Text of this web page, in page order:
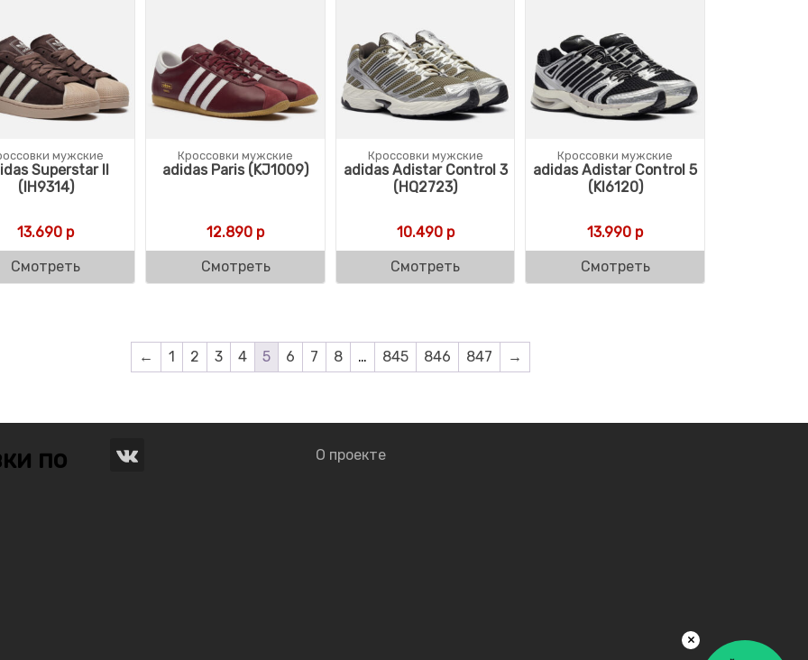
мужские
Superstar II
(IH9314)
13.690 р
Смотреть
Кроссовки мужские
adidas Paris (KJ1009)
12.890 р
Смотреть
Кроссовки мужские
adidas Adistar Control 3
(HQ2723)
10.490р
Смотреть
Кроссовки мужские
adidas Adistar Control 5
(KI6120)
13.990 р
Смотреть
← 1 2 3 4 5 6 7 8 … 845 846 847 →
по О проекте
×